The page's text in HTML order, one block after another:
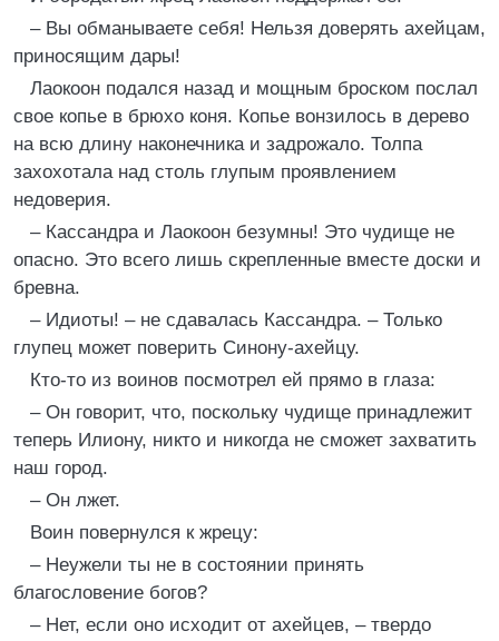
– Вы обманываете себя! Нельзя доверять ахейцам,
приносящим дары!
Лаокоон подался назад и мощным броском послал
свое копье в брюхо коня. Копье вонзилось в дерево
на всю длину наконечника и задрожало. Толпа
захохотала над столь глупым проявлением
недоверия.
– Кассандра и Лаокоон безумны! Это чудище не
опасно. Это всего лишь скрепленные вместе доски и
бревна.
– Идиоты! – не сдавалась Кассандра. – Только
глупец может поверить Синону-ахейцу.
Кто-то из воинов посмотрел ей прямо в глаза:
– Он говорит, что, поскольку чудище принадлежит
теперь Илиону, никто и никогда не сможет захватить
наш город.
– Он лжет.
Воин повернулся к жрецу:
– Неужели ты не в состоянии принять
благословение богов?
– Нет, если оно исходит от ахейцев, – твердо